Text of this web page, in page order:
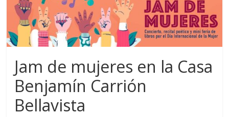
Jam de mujeres en la Casa
Benjamín Carrión
Bellavista